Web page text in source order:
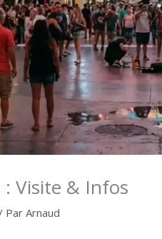
: Visite & Infos
ParArnaud